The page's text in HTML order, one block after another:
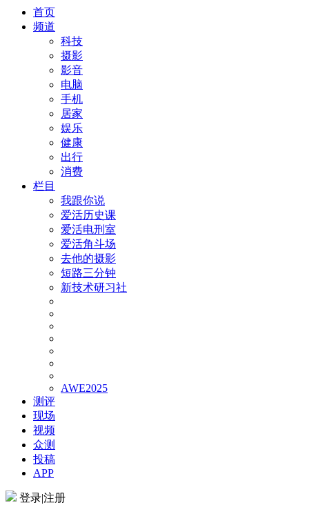
首页
频道
科技
摄影
影音
电脑
手机
居家
娱乐
健康
出行
消费
栏目
我跟你说
爱活历史课
爱活电刑室
爱活角斗场
去他的摄影
短路三分钟
新技术研习社
AWE2025
测评
现场
视频
众测
投稿
APP
登录|注册